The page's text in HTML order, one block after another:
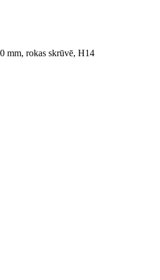
mm, rokas skrūvē, H14